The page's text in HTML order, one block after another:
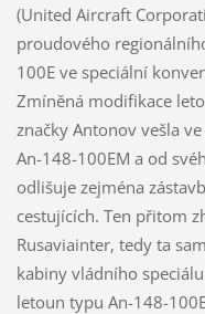
(United Aircraft
proudového
100E ve speciální
Zmíněná modifikace
značky Antonov vešla
An-148-100EM a od
odlišuje zejména
cestujících. Ten přitom
Rusaviainter, tedy ta
kabiny vládního
letoun typu An-148-